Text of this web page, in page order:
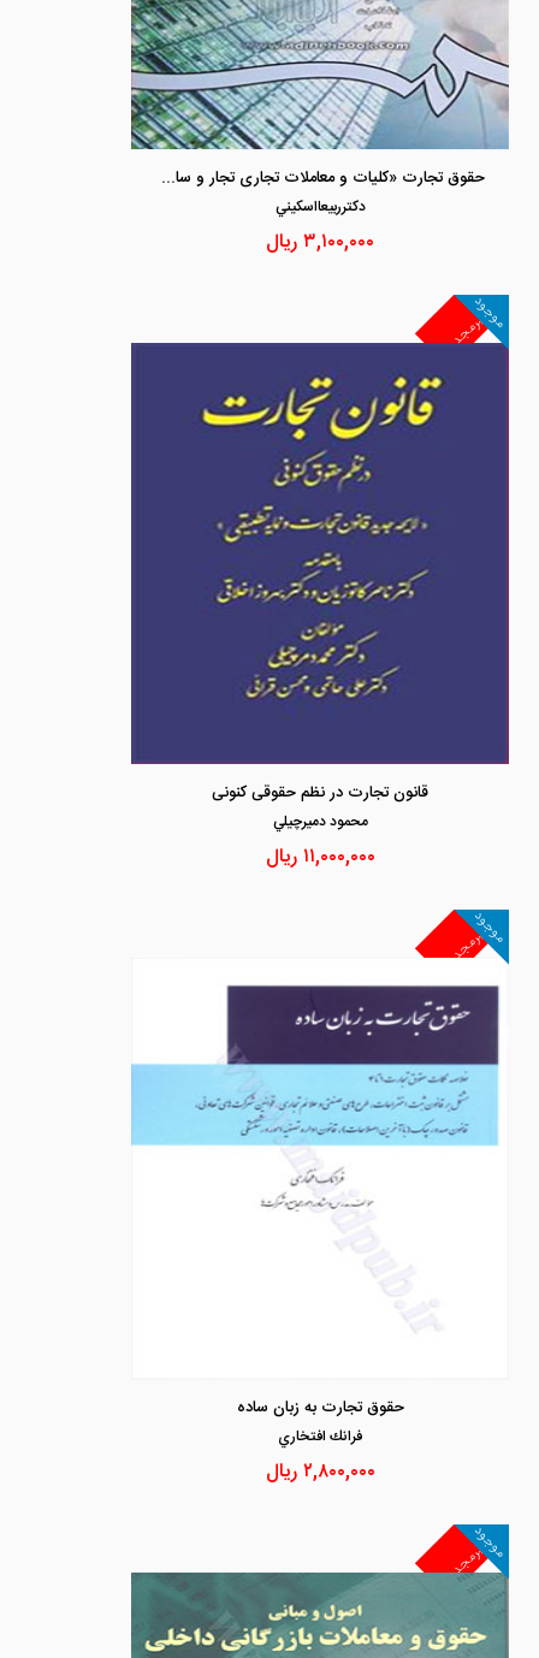
حقوق تجارت «کلیات و معاملات تجاری تجار و سازماندهی فعالیت تجاری »
دكترربيعااسكيني
۳,۱۰۰,۰۰۰ریال
غیرمجد
موجود
قانون تجارت در نظم حقوقی کنونی
محمود دميرچيلي
۱۱,۰۰۰,۰۰۰ ریال
غیرمجد
موجود
حقوق تجارت به زبان ساده
فرانك افتخاري
۲,۸۰۰,۰۰۰ریال
غیرمجد
موجود